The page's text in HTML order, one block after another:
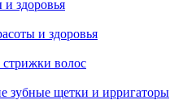
и здоровья
и здоровья
волос
зубные щетки и ирригаторы